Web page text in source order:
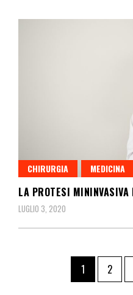
CHIRURGIA MEDICINA
LA PROTESI MININVASIVA
LUGLIO 3, 2020
1 2